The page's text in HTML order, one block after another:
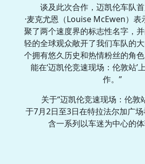
谈及此次合作，迈凯伦车队
·麦克尤恩（Louise McEwen）表
聚了两个速度界的标志性名字，
轻的全球观众敞开了我们车队的
个拥有悠久历史和热情粉丝的角
能在‘迈凯伦竞速现场：伦敦站’
作。”
关于“迈凯伦竞速现场：伦敦
于7月2日至3日在特拉法尔加广
含一系列以车迷为中心的体